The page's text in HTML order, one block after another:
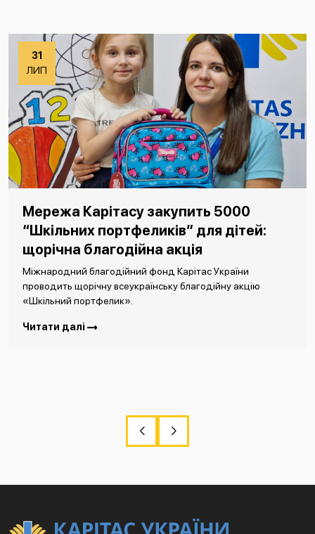
31
ЛИП
Мережа Карітасу закупить 5000
“Шкільних портфеликів” для дітей:
щорічна благодійна акція
Міжнародний благодійний фонд Карітас України
проводить щорічну всеукраїнську благодійну акцію
«Шкільний портфелик».
Читати далі